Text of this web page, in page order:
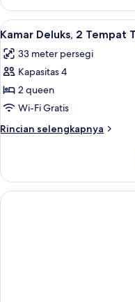
Suite,
kamar
Lihat
semua
foto
untuk
Kamar
Deluks,
2
Tempat
Queen
6
Kamar Deluks, 2 Tempat
33 meter persegi
Kapasitas 4
2 queen
Wi-Fi Gratis
Rincian selengkapnya
Rincian
Kamar
Deluks,
2